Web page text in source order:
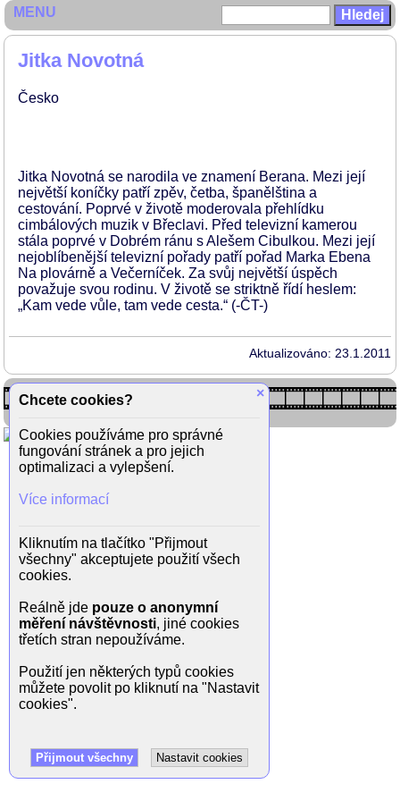
Jitka Novotná
Česko
Jitka Novotná se narodila ve znamení Berana. Mezi její
největší koníčky patří zpěv, četba, španělština a
cestování. Poprvé v životě moderovala přehlídku
cimbálových muzik v Břeclavi. Před televizní kamerou
stála poprvé v Dobrém ránu s Alešem Cibulkou. Mezi její
nejoblíbenější televizní pořady patří pořad Marka Ebena
Na plovárně a Večerníček. Za svůj největší úspěch
považuje svou rodinu. V životě se striktně řídí heslem:
„Kam vede vůle, tam vede cesta.“ (-ČT-)
Aktualizováno: 23.1.2011
MENU
×
Chcete cookies?
Cookies používáme pro správné
fungování stránek a pro jejich
optimalizaci a vylepšení.
Více informací
Kliknutím na tlačítko "Přijmout
všechny" akceptujete použití všech
cookies.
Reálně jde pouze o anonymní
měření návštěvnosti, jiné cookies
třetích stran nepoužíváme.
Použití jen některých typů cookies
můžete povolit po kliknutí na "Nastavit
cookies".
Přijmout všechny Nastavit cookies